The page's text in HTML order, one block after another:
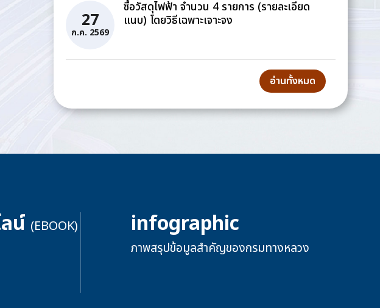
27
ก.ค. 2569
ซื้อวัสดุไฟฟ้า จำนวน 4 รายการ (รายละเอียด
แนบ) โดยวิธีเฉพาะเจาะจง
อ่านทั้งหมด
น์ (EBOOK) infographic
ภาพสรุปข้อมูลสำคัญของกรมทางหลวง